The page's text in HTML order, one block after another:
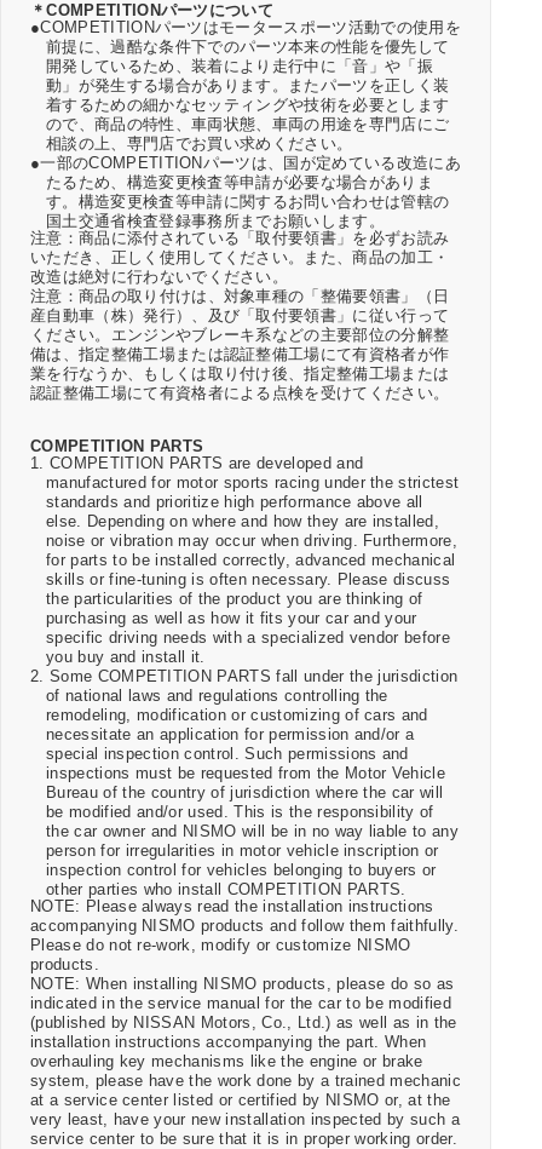
＊COMPETITIONパーツについて
●COMPETITIONパーツはモータースポーツ活動での使用を
前提に、過酷な条件下でのパーツ本来の性能を優先して
開発しているため、装着により走行中に「音」や「振
動」が発生する場合があります。またパーツを正しく装
着するための細かなセッティングや技術を必要とします
ので、商品の特性、車両状態、車両の用途を専門店にご
相談の上、専門店でお買い求めください。
●一部のCOMPETITIONパーツは、国が定めている改造にあ
たるため、構造変更検査等申請が必要な場合がありま
す。構造変更検査等申請に関するお問い合わせは管轄の
国土交通省検査登録事務所までお願いします。
注意：商品に添付されている「取付要領書」を必ずお読み
いただき、正しく使用してください。また、商品の加工・
改造は絶対に行わないでください。
注意：商品の取り付けは、対象車種の「整備要領書」（日
産自動車（株）発行）、及び「取付要領書」に従い行って
ください。エンジンやブレーキ系などの主要部位の分解整
備は、指定整備工場または認証整備工場にて有資格者が作
業を行なうか、もしくは取り付け後、指定整備工場または
認証整備工場にて有資格者による点検を受けてください。
COMPETITION PARTS
1. COMPETITION PARTS are developed and
manufactured for motor sports racing under the strictest
standards and prioritize high performance above all
else. Depending on where and how they are installed,
noise or vibration may occur when driving. Furthermore,
for parts to be installed correctly, advanced mechanical
skills or fine-tuning is often necessary. Please discuss
the particularities of the product you are thinking of
purchasing as well as how it fits your car and your
specific driving needs with a specialized vendor before
you buy and install it.
2. Some COMPETITION PARTS fall under the jurisdiction
of national laws and regulations controlling the
remodeling, modification or customizing of cars and
necessitate an application for permission and/or a
special inspection control. Such permissions and
inspections must be requested from the Motor Vehicle
Bureau of the country of jurisdiction where the car will
be modified and/or used. This is the responsibility of
the car owner and NISMO will be in no way liable to any
person for irregularities in motor vehicle inscription or
inspection control for vehicles belonging to buyers or
other parties who install COMPETITION PARTS.
NOTE: Please always read the installation instructions
accompanying NISMO products and follow them faithfully.
Please do not re-work, modify or customize NISMO
products.
NOTE: When installing NISMO products, please do so as
indicated in the service manual for the car to be modified
(published by NISSAN Motors, Co., Ltd.) as well as in the
installation instructions accompanying the part. When
overhauling key mechanisms like the engine or brake
system, please have the work done by a trained mechanic
at a service center listed or certified by NISMO or, at the
very least, have your new installation inspected by such a
service center to be sure that it is in proper working order.